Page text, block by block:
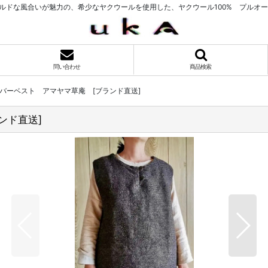
ドな風合いが魅力の、希少なヤクウールを使用した、ヤクウール100% プル
問い合わせ 商品検索
ーベスト アマヤマ草庵 [ブランド直送]
ド直送]